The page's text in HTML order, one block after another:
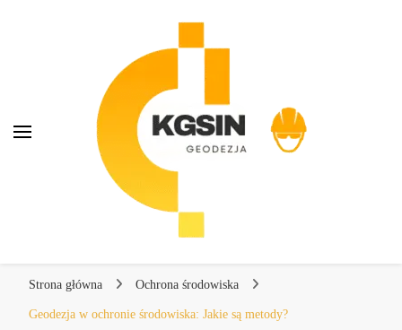
KGSIN Geodezja
Strona główna Ochrona środowiska
Geodezja w ochronie środowiska: Jakie są metody?